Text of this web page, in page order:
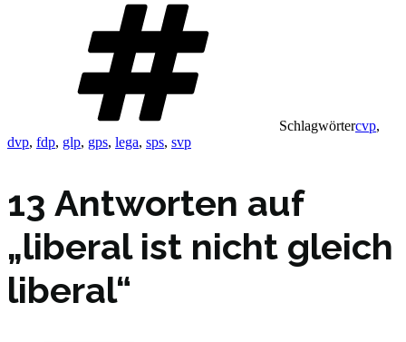
Schlagwörtercvp,
dvp, fdp, glp, gps, lega, sps, svp
13 Antworten auf
„liberal ist nicht gleich
liberal“